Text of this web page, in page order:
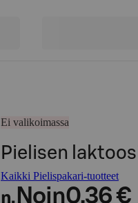
Ei valikoimassa
Pielisen
Kaikki Pielispakari-tuotteet
n. Noin0,36 €